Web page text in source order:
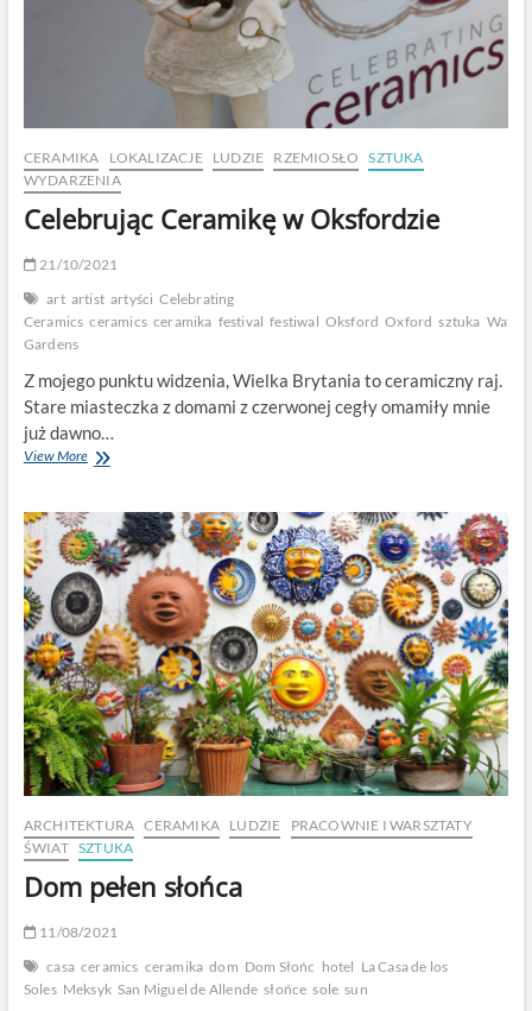
CERAMIKA LOKALIZACJE LUDZIE RZEMIOSŁO
SZTUKA
WYDARZENIA
Celebrując Ceramikę w Oksfordzie
21/10/2021
art artist artyści Celebrating
Ceramics ceramics ceramika festival festiwal Oksford Oxford sztuka
Gardens
Z mojego punktu widzenia, Wielka Brytania to ceramiczny raj.
Stare miasteczka z domami z czerwonej cegły omamiły mnie
już dawno…
View MoreCelebrując
Oksfordzie
ARCHITEKTURA CERAMIKA LUDZIE
PRACOWNIE I WARSZTATY
ŚWIAT SZTUKA
Dom pełen słońca
11/08/2021
casa ceramics ceramika dom Dom Słońc hotel La Casa de los
Soles Meksyk San Miguel de Allende słońce sole sun